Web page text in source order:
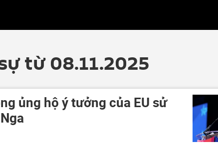
từ 08.11.2025
ủng hộ ý tưởng của EU sử